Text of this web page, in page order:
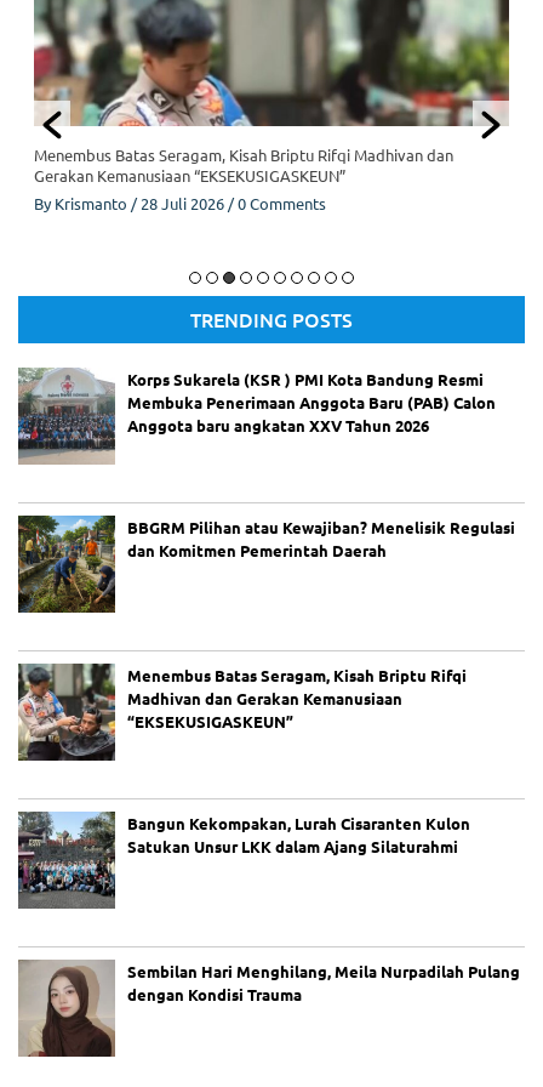
Briptu Rifqi Madhivan dan Gerakan Kemanusiaan
"EKSEKUSIGASKEUN". (Dok/Istimewa).
Menembus Batas Seragam, Kisah Briptu Rifqi Madhivan dan
Gerakan Kemanusiaan “EKSEKUSIGASKEUN”
ByKrismanto /28 Juli 2026 /0 Comments
TRENDING POSTS
Korps Sukarela (KSR ) PMI Kota Bandung Resmi
Membuka Penerimaan Anggota Baru (PAB) Calon
Anggota baru angkatan XXV Tahun 2026
BBGRM Pilihan atau Kewajiban? Menelisik Regulasi
dan Komitmen Pemerintah Daerah
Menembus Batas Seragam, Kisah Briptu Rifqi
Madhivan dan Gerakan Kemanusiaan
“EKSEKUSIGASKEUN”
Bangun Kekompakan, Lurah Cisaranten Kulon
Satukan Unsur LKK dalam Ajang Silaturahmi
Sembilan Hari Menghilang, Meila Nurpadilah Pulang
dengan Kondisi Trauma